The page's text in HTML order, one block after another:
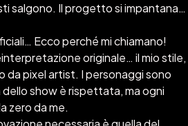
salgono. Il progetto si impantana…
Ecco perché mi chiamano!
originale… il mio stile,
da pixel artist. I personaggi sono
show è rispettata, ma ogni
zero da me.